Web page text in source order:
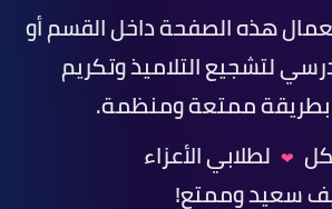
هذه الصفحة داخل القسم أو
لتشجيع التلاميذ وتكريم
بطريقة ممتعة ومنظمة.
❤ لطلابي الأعزاء
سعيد وممتع!